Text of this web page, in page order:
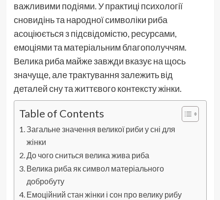
важливими подіями. У практиці психології
сновидінь та народної символіки риба
асоціюється з підсвідомістю, ресурсами,
емоціями та матеріальним благополуччям.
Велика риба майже завжди вказує на щось
значуще, але трактування залежить від
деталей сну та життєвого контексту жінки.
Table of Contents
Загальне значення великої риби у сні для
жінки
До чого сниться велика жива риба
Велика риба як символ матеріального
добробуту
Емоційний стан жінки і сон про велику рибу